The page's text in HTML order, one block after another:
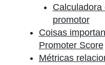
promotor
Coisas
Promoter Score
Métricas